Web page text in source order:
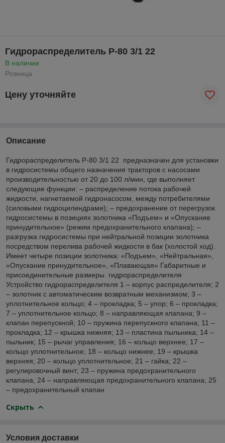
Гидрораспределитель Р-80 3/1 22
В наличии
Розница
Цену уточняйте
Описание
Гидрораспределитель Р-80 3/1 22 предназначен для установки
в гидросистемы общего назначения тракторов с насосами
производительностью от 20 до 100 л/мин, где выполняет
следующие функции: – распределение потока рабочей
жидкости, нагнетаемой гидронасосом, между потребителями
(силовыми гидроцилиндрами); – предохранение от перегрузок
гидросистемы в позициях золотника «Подъем» и «Опускание
принудительное» (режим предохранительного клапана); –
разгрузка гидросистемы при нейтральной позиции золотника
посредством перелива рабочей жидкости в бак (холостой ход).
Имеет четыре позиции золотника: «Подъем», «Нейтральная»,
«Опускание принудительное», «Плавающая» Габаритные и
присоединительные размеры гидрораспределителя
Устройство гидрораспределителя 1 – корпус распределителя; 2
– золотник с автоматическим возвратным механизмом; 3 –
уплотнительное кольцо; 4 – прокладка; 5 – упор; 6 – прокладка;
7 – уплотнительное кольцо; 8 – направляющая клапана; 9 –
клапан перепускной; 10 – пружина перепускного клапана; 11 –
прокладка; 12 – крышка нижняя; 13 – пластина пыльника; 14 –
пыльник; 15 – рычаг управления; 16 – кольцо верхнее; 17 –
кольцо уплотнительное; 18 – кольцо нижнее; 19 – крышка
верхняя; 20 – кольцо уплотнительное; 21 – гайка; 22 –
регулировочный винт; 23 – пружина предохранительного
клапана; 24 – направляющая предохранительного клапана; 25
– предохранительный клапан
Скрыть
Условия доставки